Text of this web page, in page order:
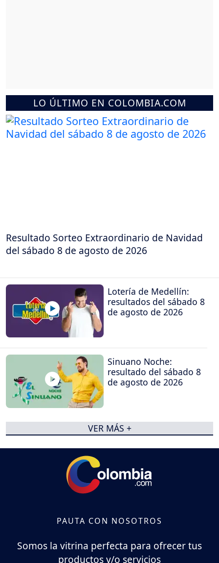
LO ÚLTIMO EN COLOMBIA.COM
Resultado Sorteo Extraordinario de Navidad
del sábado 8 de agosto de 2026
Lotería de Medellín:
resultados del sábado 8
de agosto de 2026
Sinuano Noche:
resultado del sábado 8
de agosto de 2026
VER MÁS +
PAUTA CON NOSOTROS
Somos la vitrina perfecta para ofrecer tus
productos y/o servicios